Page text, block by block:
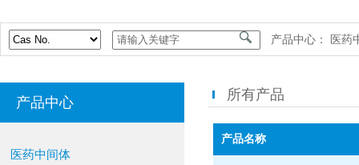
产品中心： 医药
产品中心
医药中间体
所有产品
产品名称